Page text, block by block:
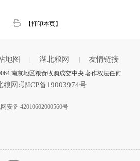
【打印本页】
地图 湖北粮网 友情链接
南京地区粮食收购成交中央 著作权法任何
粮网:鄂ICP备19003974号
安备 42010602000560号